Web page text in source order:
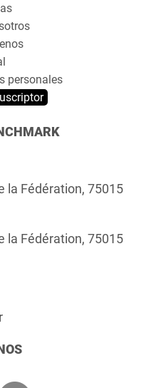
personales
la Fédération, 75015
la Fédération, 75015